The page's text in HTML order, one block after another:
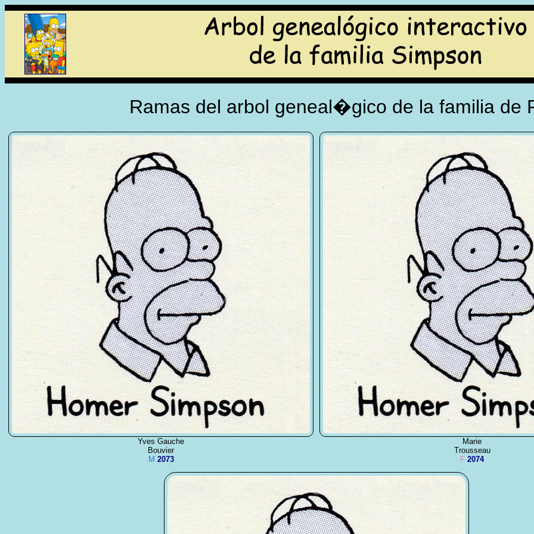
Ramas del arbol geneal�gico de la familia de
Yves Gauche
Bouvier
M 2073
Marie
Trousseau
F 2074